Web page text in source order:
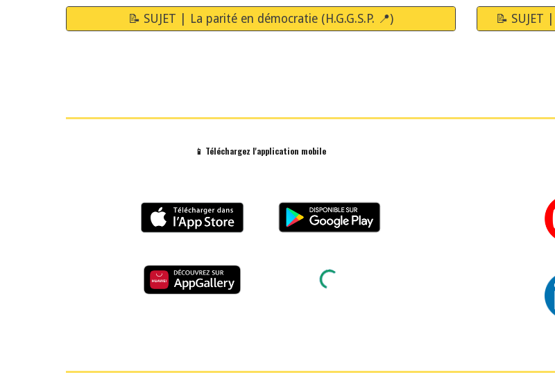
📝 SUJET | La parité en démocratie (H.G.G.S.P. 📍) 📝 SUJET
📱 Téléchargez l'application mobile